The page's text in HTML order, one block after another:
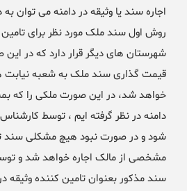
اجاره سند یا وثیقه در دامنه می توان
روش اول سند ملک مورد نظر برای تامین
شهرستان های دیگر قرار دارد که در
قیمت گذاری سند ملک به شعبه نیابت
خواهد شد، در این صورت ملکی را که
دامنه در نظر گرفته ایم ، توسط
شود و در صورت نبود هیچ مشکلی سند
مشخصی از مالک اجاره خواهد شد و
سند مذکور بعنوان تامین کننده وثیقه